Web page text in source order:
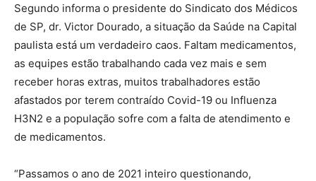
Segundo informa o presidente do Sindicato dos Médicos
de SP, dr. Victor Dourado, a situação da Saúde na Capital
paulista está um verdadeiro caos. Faltam medicamentos,
as equipes estão trabalhando cada vez mais e sem
receber horas extras, muitos trabalhadores estão
afastados por terem contraído Covid-19 ou Influenza
H3N2 e a população sofre com a falta de atendimento e
de medicamentos.
“Passamos o ano de 2021 inteiro questionando,